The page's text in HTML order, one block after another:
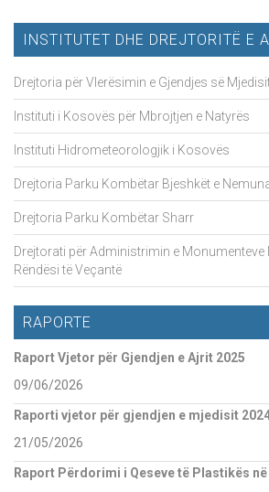
INSTITUTET DHE DREJTORITË E
Drejtoria për Vlerësimin e Gjendjes së
Instituti i Kosovës për Mbrojtjen e Natyrës
Instituti Hidrometeorologjik i Kosovës
Drejtoria Parku Kombëtar Bjeshkët e
Drejtoria Parku Kombëtar Sharr
Drejtorati për Administrimin e Monumenteve
Rëndësi të Veçantë
RAPORTE
Raport Vjetor për Gjendjen e Ajrit 2025
09/06/2026
Raporti vjetor për gjendjen e mjedisit
21/05/2026
Raport Përdorimi i Qeseve të Plastikës